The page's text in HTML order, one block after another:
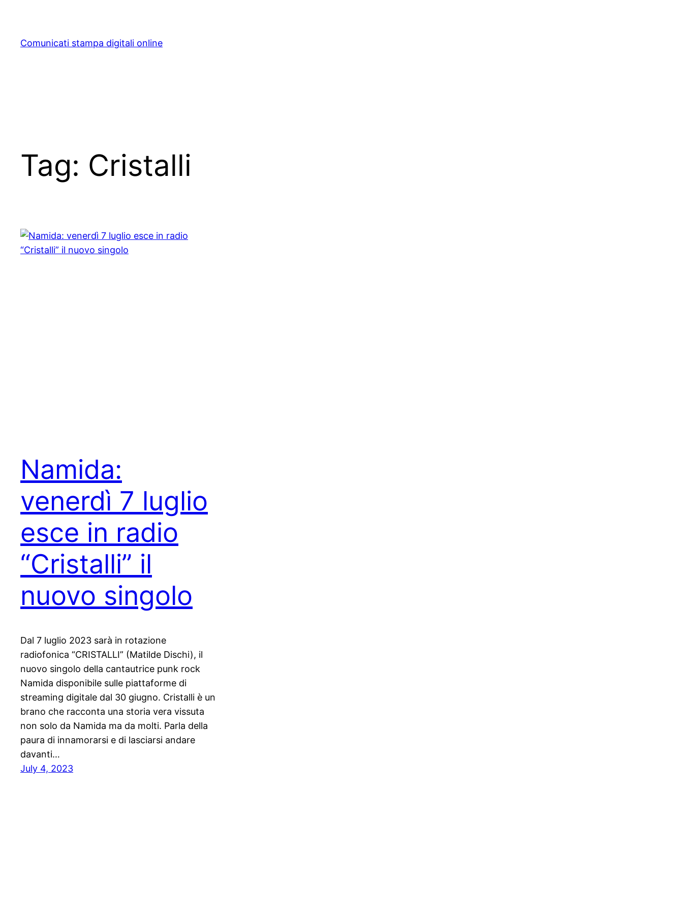
content
Comunicati stampa digitali online
Tag: Cristalli
Namida:
venerdì 7 luglio
esce in radio
“Cristalli” il
nuovo singolo
Dal 7 luglio 2023 sarà in rotazione
radiofonica “CRISTALLI” (Matilde Dischi), il
nuovo singolo della cantautrice punk rock
Namida disponibile sulle piattaforme di
streaming digitale dal 30 giugno. Cristalli è un
brano che racconta una storia vera vissuta
non solo da Namida ma da molti. Parla della
paura di innamorarsi e di lasciarsi andare
davanti…
July 4, 2023